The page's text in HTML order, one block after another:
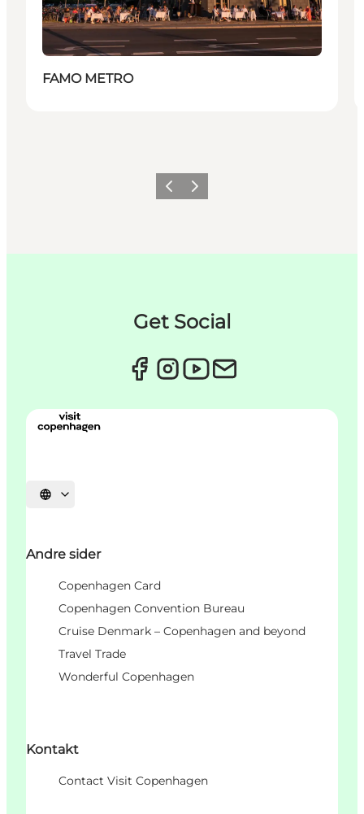
FAMO METRO
ForrigeNæste
Get Social
Vælg sprog
Andre sider
Copenhagen Card
Copenhagen Convention Bureau
Cruise Denmark – Copenhagen and beyond
Travel Trade
Wonderful Copenhagen
Kontakt
Contact Visit Copenhagen